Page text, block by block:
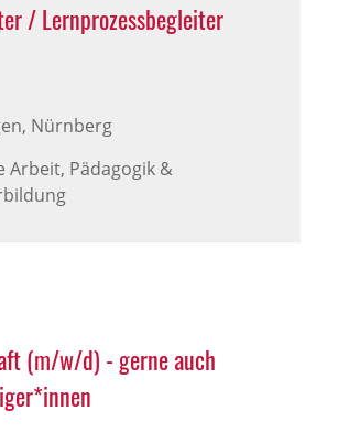
/ Lernprozessbegleiter
Nürnberg
Arbeit, Pädagogik &
(m/w/d) - gerne auch